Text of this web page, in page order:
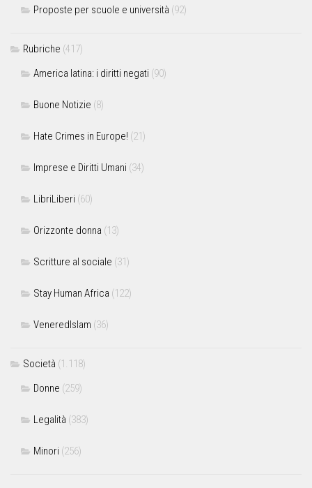
Proposte per scuole e università (92)
Rubriche (417)
America latina: i diritti negati (90)
Buone Notizie (8)
Hate Crimes in Europe! (21)
Imprese e Diritti Umani (34)
LibriLiberi (60)
Orizzonte donna (13)
Scritture al sociale (31)
Stay Human Africa (122)
VeneredIslam (36)
Società (1.118)
Donne (259)
Legalità (383)
Minori (256)